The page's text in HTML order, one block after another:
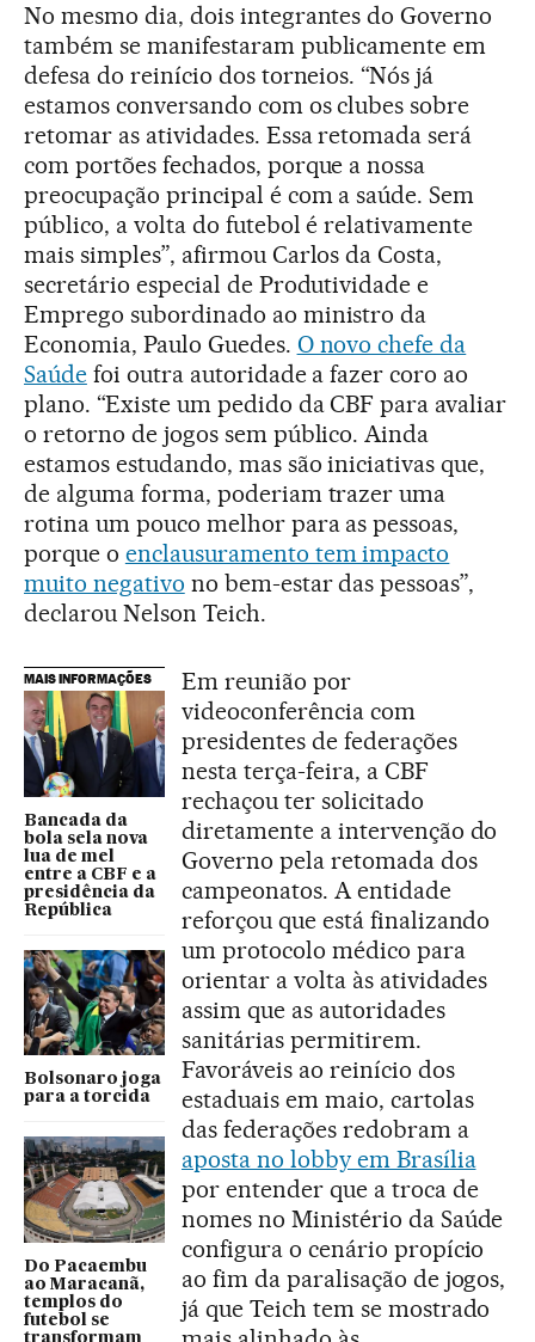
No mesmo dia, dois integrantes do Governo
também se manifestaram publicamente em
defesa do reinício dos torneios. “Nós já
estamos conversando com os clubes sobre
retomar as atividades. Essa retomada será
com portões fechados, porque a nossa
preocupação principal é com a saúde. Sem
público, a volta do futebol é relativamente
mais simples”, afirmou Carlos da Costa,
secretário especial de Produtividade e
Emprego subordinado ao ministro da
Economia, Paulo Guedes. O novo chefe da
Saúdefoi outra autoridade a fazer coro ao
plano. “Existe um pedido da CBF para avaliar
o retorno de jogos sem público. Ainda
estamos estudando, mas são iniciativas que,
de alguma forma, poderiam trazer uma
rotina um pouco melhor para as pessoas,
porque o enclausuramento tem impacto
muito negativo no bem-estar das pessoas”,
declarou Nelson Teich.
MAIS INFORMAÇÕES
Bancada da
bola sela nova
lua de mel
entre a CBF e a
presidência da
República
Bolsonaro joga
para a torcida
Do Pacaembu
ao Maracanã,
templos do
futebol se
transformam
Em reunião por
videoconferência com
presidentes de federações
nesta terça-feira, a CBF
rechaçou ter solicitado
diretamente a intervenção do
Governo pela retomada dos
campeonatos. A entidade
reforçou que está finalizando
um protocolo médico para
orientar a volta às atividades
assim que as autoridades
sanitárias permitirem.
Favoráveis ao reinício dos
estaduais em maio, cartolas
das federações redobram a
aposta no lobby em Brasília
por entender que a troca de
nomes no Ministério da Saúde
configura o cenário propício
ao fim da paralisação de jogos,
já que Teich tem se mostrado